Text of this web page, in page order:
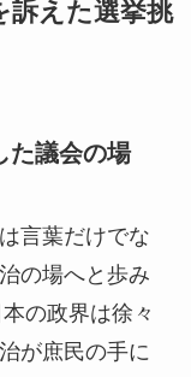
訴えた選挙挑
た議会の場
言葉だけでな
の場へと歩み
の政界は徐々
が庶民の手に